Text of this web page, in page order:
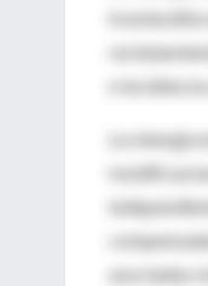
e
La
asociadas